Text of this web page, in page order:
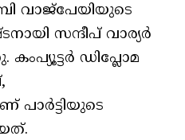
വാജ്പേയിയുടെ
സന്ദീപ് വാര്യർ
ഡിപ്ലോമ
പാർട്ടിയുടെ